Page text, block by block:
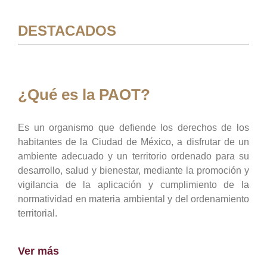
DESTACADOS
¿Qué es la PAOT?
Es un organismo que defiende los derechos de los
habitantes de la Ciudad de México, a disfrutar de un
ambiente adecuado y un territorio ordenado para su
desarrollo, salud y bienestar, mediante la promoción y
vigilancia de la aplicación y cumplimiento de la
normatividad en materia ambiental y del ordenamiento
territorial.
Ver más